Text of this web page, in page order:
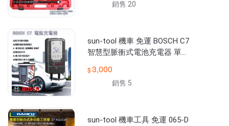
銷售 20
sun-tool 機車 免運 BOSCH C7
智慧型脈衝式電池充電器 單鍵
3,000
銷售 5
sun-tool 機車工具 免運 065-D